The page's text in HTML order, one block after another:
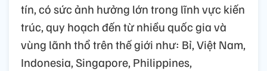
tín, có sức ảnh hưởng lớn trong lĩnh vực kiến
trúc, quy hoạch đến từ nhiều quốc gia và
vùng lãnh thổ trên thế giới như: Bỉ, Việt Nam,
Indonesia, Singapore, Philippines,